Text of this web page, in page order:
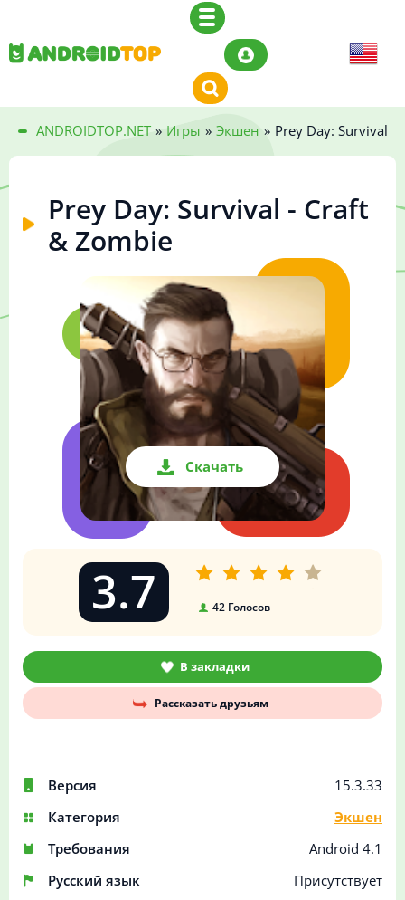
ANDROIDTOP.NET » Игры » Экшен » Prey Day: Survival -
Prey Day: Survival - Craft
& Zombie
Скачать
Версия
15.3.33
Категория
Экшен
Требования
Android 4.1
Русский язык
Присутствует
3.7 42 Голосов
В закладки
Рассказать друзьям